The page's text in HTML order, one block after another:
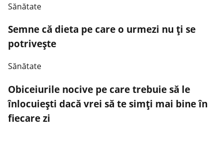
Sănătate
Semne că dieta pe care o urmezi nu ți se
potrivește
Sănătate
Obiceiurile nocive pe care trebuie să le
înlocuiești dacă vrei să te simți mai bine în
fiecare zi